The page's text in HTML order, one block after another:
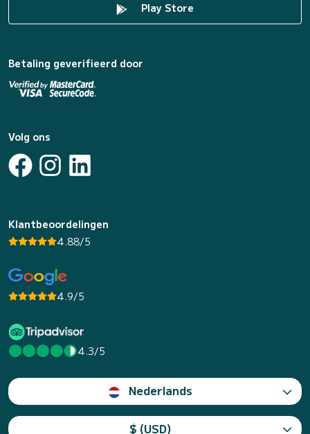
Play Store
Betaling geverifieerd door
Volg ons
Klantbeoordelingen
4.88/5
4.9/5
4.3/5
Nederlands
$ (USD)